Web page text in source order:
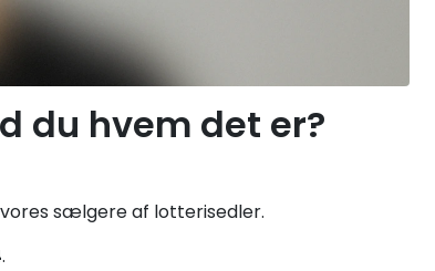
du hvem det er?
sælgere af lotterisedler.
.